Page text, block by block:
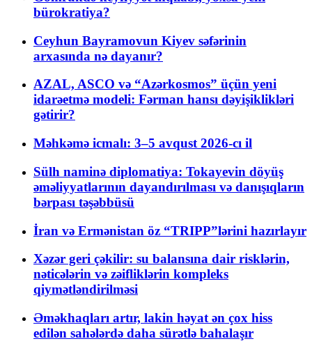
bürokratiya?
Ceyhun Bayramovun Kiyev səfərinin
arxasında nə dayanır?
AZAL, ASCO və “Azərkosmos” üçün yeni
idarəetmə modeli: Fərman hansı dəyişiklikləri
gətirir?
Məhkəmə icmalı: 3–5 avqust 2026-cı il
Sülh naminə diplomatiya: Tokayevin döyüş
əməliyyatlarının dayandırılması və danışıqların
bərpası təşəbbüsü
İran və Ermənistan öz “TRIPP”lərini hazırlayır
Xəzər geri çəkilir: su balansına dair risklərin,
nəticələrin və zəifliklərin kompleks
qiymətləndirilməsi
Əməkhaqları artır, lakin həyat ən çox hiss
edilən sahələrdə daha sürətlə bahalaşır